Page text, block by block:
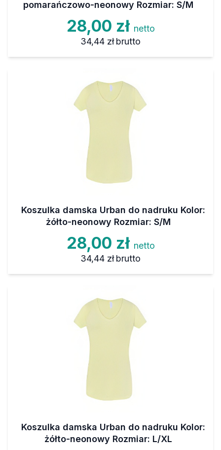
pomarańczowo-neonowy Rozmiar: S/M
28,00 zł netto
34,44 zł brutto
Koszulka damska Urban do nadruku Kolor:
żółto-neonowy Rozmiar: S/M
28,00 zł netto
34,44 zł brutto
Koszulka damska Urban do nadruku Kolor:
żółto-neonowy Rozmiar: L/XL